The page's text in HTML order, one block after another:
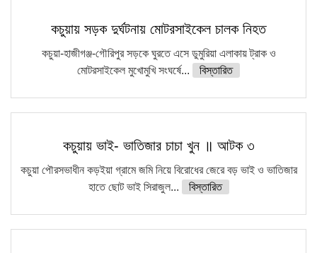
কচুয়ায় সড়ক দুর্ঘটনায় মোটরসাইকেল চালক নিহত
কচুয়া-হাজীগঞ্জ-গৌরিপুর সড়কে ঘুরতে এসে ডুমুরিয়া এলাকায় ট্রাক ও
মোটরসাইকেল মুখোমুখি সংঘর্ষে...
বিস্তারিত
কচুয়ায় ভাই- ভাতিজার চাচা খুন ॥ আটক ৩
কচুয়া পৌরসভাধীন কড়ইয়া গ্রামে জমি নিয়ে বিরোধের জেরে বড় ভাই ও ভাতিজার
হাতে ছোট ভাই সিরাজুল...
বিস্তারিত